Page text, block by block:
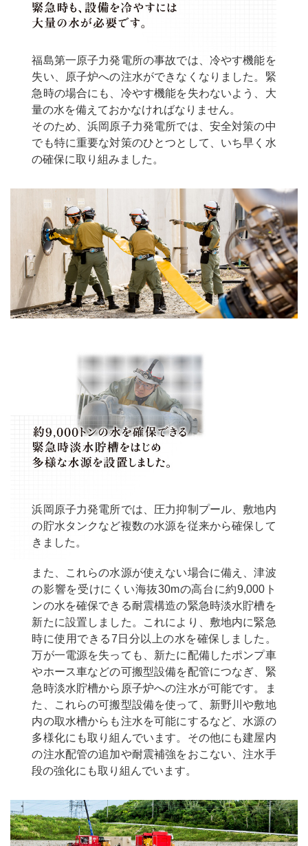
福島第一原子力発電所の事故では、冷やす機能を
失い、原子炉への注水ができなくなりました。緊
急時の場合にも、冷やす機能を失わないよう、大
量の水を備えておかなければなりません。
そのため、浜岡原子力発電所では、安全対策の中
でも特に重要な対策のひとつとして、いち早く水
の確保に取り組みました。
浜岡原子力発電所では、圧力抑制プール、敷地内
の貯水タンクなど複数の水源を従来から確保して
きました。
また、これらの水源が使えない場合に備え、津波
の影響を受けにくい海抜30mの高台に約9,000ト
ンの水を確保できる耐震構造の緊急時淡水貯槽を
新たに設置しました。これにより、敷地内に緊急
時に使用できる7日分以上の水を確保しました。
万が一電源を失っても、新たに配備したポンプ車
やホース車などの可搬型設備を配管につなぎ、緊
急時淡水貯槽から原子炉への注水が可能です。ま
た、これらの可搬型設備を使って、新野川や敷地
内の取水槽からも注水を可能にするなど、水源の
多様化にも取り組んでいます。その他にも建屋内
の注水配管の追加や耐震補強をおこない、注水手
段の強化にも取り組んでいます。